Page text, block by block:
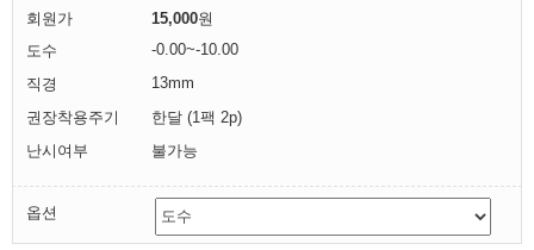
회원가
15,000원
도수
-0.00~-10.00
직경
13mm
권장착용주기
한달 (1팩 2p)
난시여부
불가능
옵션